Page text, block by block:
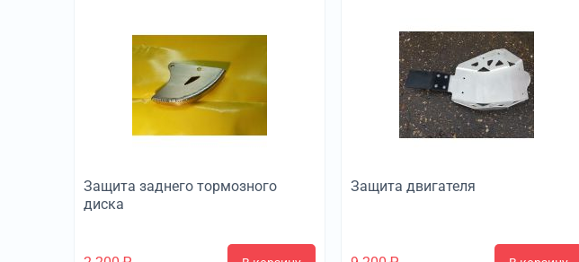
Защита заднего тормозного
диска
Защита двигателя